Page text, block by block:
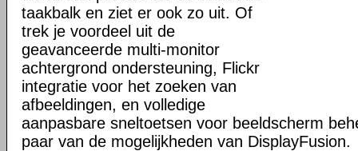
taakbalk en ziet er ook zo uit. Of
trek je voordeel uit de
geavanceerde multi-monitor
achtergrond ondersteuning, Flickr
integratie voor het zoeken van
afbeeldingen, en volledige
aanpasbare sneltoetsen voor beeldscherm
paar van de mogelijkheden van DisplayFusion.